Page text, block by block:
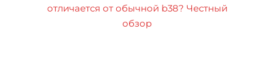
отличается от обычной b38? Честный
обзор